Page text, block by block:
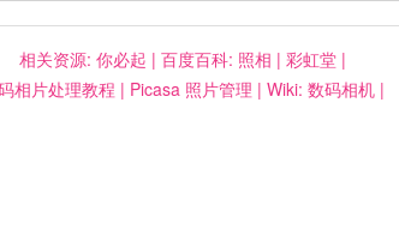
相关资源: 你必起 | 百度百科: 照相 | 彩虹堂|
相片处理教程 | Picasa 照片管理 | Wiki: 数码相机|